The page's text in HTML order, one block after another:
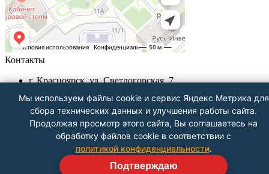
Контакты
г. Красноярск, ул. Светлогорская, 7
Пн-Пт с 9.00 - до 18.00
info@krasznak24.ru
Посмотреть на карте
Мы используем файлы cookie и сервис Яндекс Метрика для
сбора технических данных и улучшения работы сайта.
Продолжая просмотр этого сайта, Вы соглашаетесь на
обработку файлов cookie в соответствии с
политикой конфиденциальности.
Подтверждаю